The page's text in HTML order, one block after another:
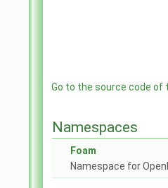
Go to the source code of
Namespaces
Foam
Namespace for